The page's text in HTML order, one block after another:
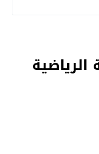
الرياضية